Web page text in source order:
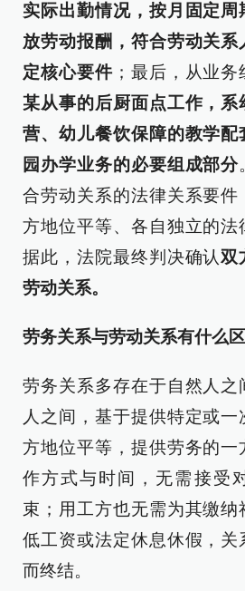
实际出勤情况，按月固定
放劳动报酬，符合劳动关
定核心要件 ；最后，从业务
某从事的后厨面点工作，系
营、幼儿餐饮保障的教学配
园办学业务的必要组成部分
合劳动关系的法律关系要件
方地位平等、各自独立的法
据此，法院最终判决确认双
劳动关系。
劳务关系与劳动关系有什么
劳务关系多存在于自然人之
人之间，基于提供特定或
方地位平等，提供劳务的一
作方式与时间，无需接受
束；用工方也无需为其缴纳
低工资或法定休息休假，关
而终结。